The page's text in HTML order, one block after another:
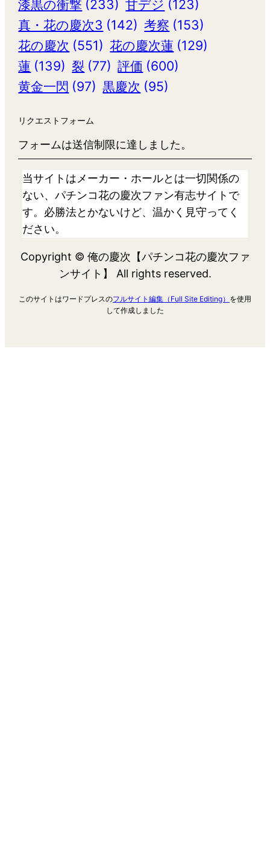
漆黒の衝撃 (233) 甘デジ (123)
真・花の慶次3 (142) 考察 (153)
花の慶次 (551) 花の慶次蓮 (129)
蓮 (139) 裂 (77) 評価 (600)
黄金一閃 (97) 黒慶次 (95)
リクエストフォーム
フォームは送信制限に達しました。
当サイトはメーカー・ホールとは一切関係の
ない、パチンコ花の慶次ファン有志サイトで
す。必勝法とかないけど、温かく見守ってく
ださい。
Copyright © 俺の慶次【パチンコ花の慶次ファ
ンサイト】 All rights reserved.
このサイトはワードプレスのフルサイト編集（Full Site Editing） を使用
して作成しました